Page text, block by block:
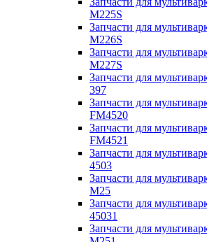
M225S
Запчасти для
M226S
Запчасти для
M227S
Запчасти для
397
Запчасти для
FM4520
Запчасти для
FM4521
Запчасти для
4503
Запчасти для
M25
Запчасти для
45031
Запчасти для